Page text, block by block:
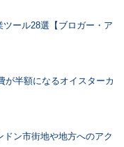
ール28選【ブロガー・ア
が半額になるオイスターカ
ン市街地や地方へのアク